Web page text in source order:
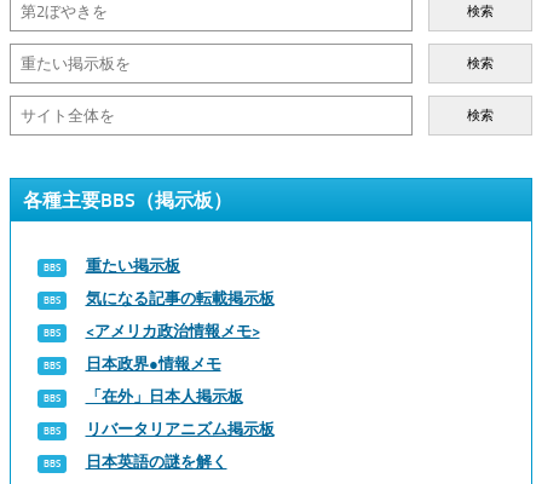
検索
検索
検索
各種主要BBS（掲示板）
重たい掲示板
気になる記事の転載掲示板
<アメリカ政治情報メモ>
日本政界●情報メモ
「在外」日本人掲示板
リバータリアニズム掲示板
日本英語の謎を解く